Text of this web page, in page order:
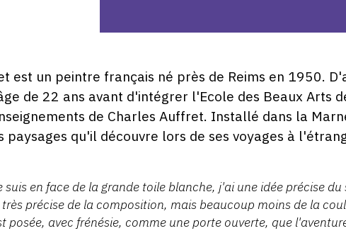
est un peintre français né près de Reims en 1950.
de 22 ans avant d'intégrer l'Ecole des Beaux Arts
de Charles Auffret. Installé dans la
paysages qu'il découvre lors de ses voyages à
suis en face de la grande toile blanche, j'ai une idée précise
précise de la composition, mais beaucoup moins de la
posée, avec frénésie, comme une porte ouverte, que